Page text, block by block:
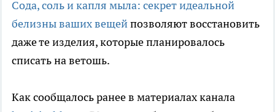
Сода, соль и капля мыла: секрет идеальной
белизны ваших вещейпозволяют восстановить
даже те изделия, которые планировалось
списать на ветошь.
Как сообщалось ранее в материалах канала